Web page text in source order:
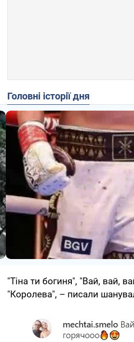
Головні історії дня
"Тіна ти богиня", "Вай, вай,
"Королева", – писали